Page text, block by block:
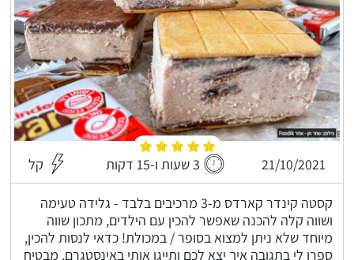
21/10/2021 3 שעות ו-15 דקות קל
קסטה קינדר קארדס מ-3 מרכיבים בלבד - גלידה טעימה
ושווה קלה להכנה שאפשר להכין עם הילדים, מתכון שווה
מיוחד שלא ניתן למצוא בסופר / במכולת! כדאי לנסות להכין,
ספרו לי בתגובה איך יצא לכם ותייגו אותי באינסטגרם, מבטיח